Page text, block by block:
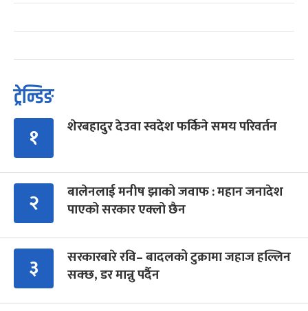
ट्रेन्डिङ
१ शेरबहादुर देउवा स्वदेश फर्किने समय परिवर्तन
२
बालेनलाई मनीष झाको जवाफ : महान जनादेश
पाएको सरकार एक्लो छैन
३
सरकारबारे रवि– बादलको टुक्रामा जहाज हल्लिन
सक्छ, डर मान्नु पर्दैन